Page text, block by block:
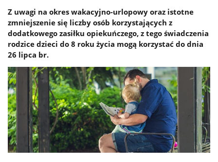
Z uwagi na okres wakacyjno-urlopowy oraz istotne
zmniejszenie się liczby osób korzystających z
dodatkowego zasiłku opiekuńczego, z tego świadczenia
rodzice dzieci do 8 roku życia mogą korzystać do dnia
26 lipca br.